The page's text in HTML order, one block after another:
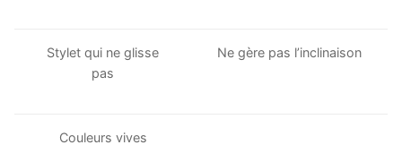
Stylet qui ne glisse
pas
Ne gère pas l’inclinaison
Couleurs vives